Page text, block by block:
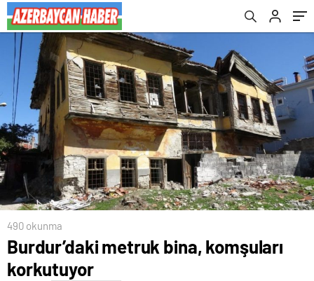
490 okunma
Burdur’daki metruk bina, komşuları
korkutuyor